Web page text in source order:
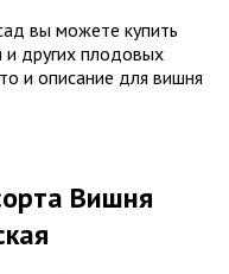
вы можете купить
и других плодовых
и описание для вишня
Вишня